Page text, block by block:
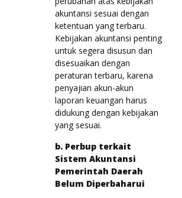
akuntansi sesuai dengan
ketentuan yang terbaru.
Kebijakan akuntansi penting
untuk segera disusun dan
disesuaikan dengan
peraturan terbaru, karena
penyajian akun-akun
laporan keuangan harus
didukung dengan kebijakan
yang sesuai.
b. Perbup terkait
Sistem Akuntansi
Pemerintah Daerah
Belum Diperbaharui